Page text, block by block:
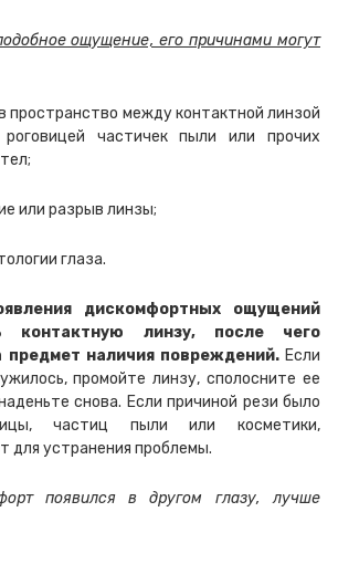
ощущение, его причинами могут
пространство между контактной линзой
частичек пыли или прочих
или разрыв линзы;
глаза.
дискомфортных ощущений
контактную линзу, после чего
предмет наличия повреждений. Если
промойте линзу, сполосните ее
снова. Если причиной рези было
частиц пыли или косметики,
для устранения проблемы.
появился в другом глазу, лучше